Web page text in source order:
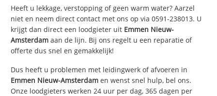
Heeft u lekkage, verstopping of geen warm water? Aarzel
niet en neem direct contact met ons op via 0591-238013. U
krijgt dan direct een loodgieter uit Emmen Nieuw-
Amsterdam aan de lijn. Bij ons regelt u een reparatie of
offerte dus snel en gemakkelijk!
Dus heeft u problemen met leidingwerk of afvoeren in
Emmen Nieuw-Amsterdam en wenst snel hulp, bel ons.
Onze loodgieters werken 24 uur per dag, 365 dagen per